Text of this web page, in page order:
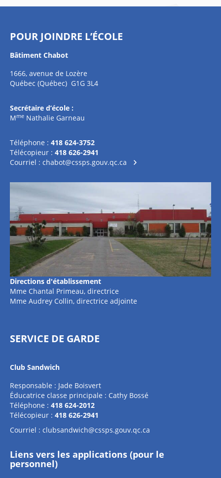
POUR JOINDRE L’ÉCOLE
Bâtiment Chabot
1666, avenue de Lozère
Québec (Québec) G1G 3L4
Secrétaire d’école :
Mme Nathalie Garneau
Téléphone : 418 624-3752
Télécopieur : 418 626-2941
Courriel : chabot@cssps.gouv.qc.ca
Directions d'établissement
Mme Chantal Primeau, directrice
Mme Audrey Collin, directrice adjointe
SERVICE DE GARDE
Club Sandwich
Responsable : Jade Boisvert
Éducatrice classe principale : Cathy Bossé
Téléphone : 418 624-2012
Télécopieur : 418 626-2941
Courriel : clubsandwich@cssps.gouv.qc.ca
Liens vers les applications (pour le
personnel)